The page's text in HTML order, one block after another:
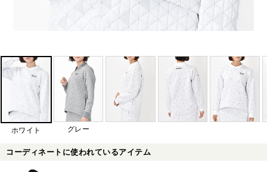
ホワイト グレー
コーディネートに使われているアイテム